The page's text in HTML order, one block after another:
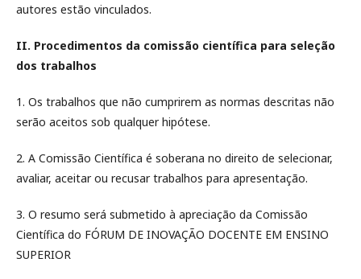
autores estão vinculados.
II. Procedimentos da comissão científica para seleção
dos trabalhos
1. Os trabalhos que não cumprirem as normas descritas não
serão aceitos sob qualquer hipótese.
2. A Comissão Científica é soberana no direito de selecionar,
avaliar, aceitar ou recusar trabalhos para apresentação.
3. O resumo será submetido à apreciação da Comissão
Científica do FÓRUM DE INOVAÇÃO DOCENTE EM ENSINO
SUPERIOR